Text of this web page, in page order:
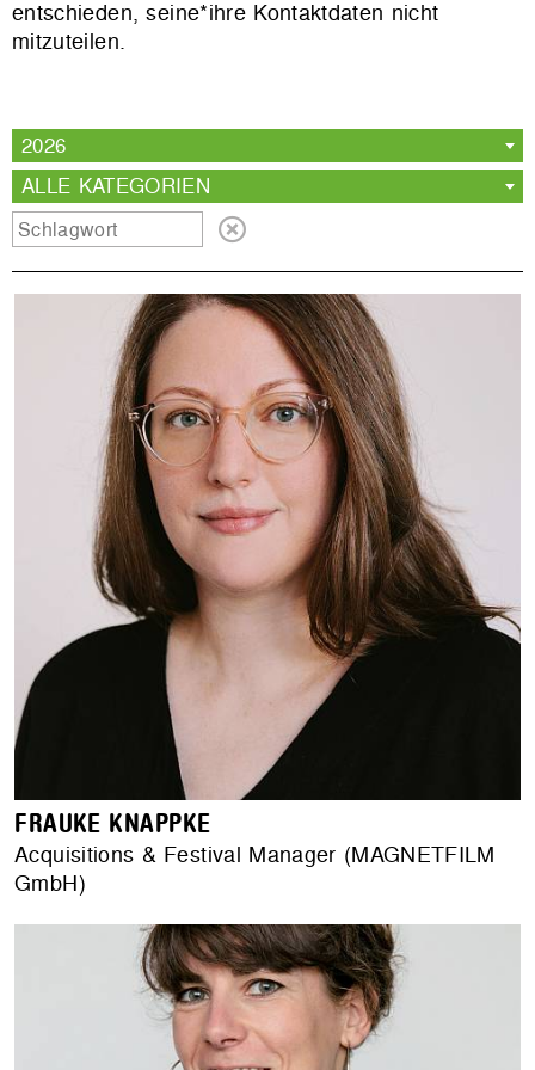
entschieden, seine*ihre Kontaktdaten nicht
mitzuteilen.
2026
ALLE KATEGORIEN
FRAUKE KNAPPKE
Acquisitions & Festival Manager (MAGNETFILM
GmbH)